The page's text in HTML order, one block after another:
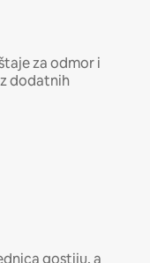
za odmor i
dodatnih